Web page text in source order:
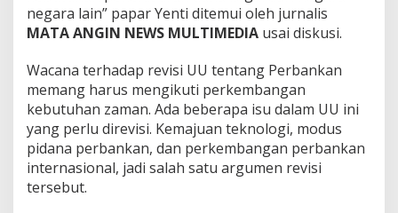
e
t
negara lain” papar Yenti ditemui oleh jurnalis
MATA ANGIN NEWS MULTIMEDIA usai diskusi.
Wacana terhadap revisi UU tentang Perbankan
memang harus mengikuti perkembangan
kebutuhan zaman. Ada beberapa isu dalam UU ini
yang perlu direvisi. Kemajuan teknologi, modus
pidana perbankan, dan perkembangan perbankan
internasional, jadi salah satu argumen revisi
tersebut.